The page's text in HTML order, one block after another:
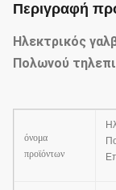
Περιγραφή
Ηλεκτρικός
Πολωνού
όνομα
προϊόντων